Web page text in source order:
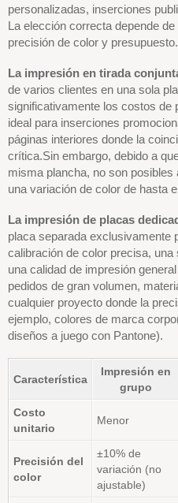
personalizadas, inserciones
La elección correcta depende
precisión de color y presupuesto.
La impresión en tirada
de varios clientes en una sola
significativamente los costos de
ideal para inserciones
páginas interiores donde la
crítica.Sin embargo, debido a
misma plancha, no son
una variación de color de hasta
La impresión de placas
placa separada exclusivamente
calibración de color precisa,
una calidad de impresión
pedidos de gran volumen,
cualquier proyecto donde la
ejemplo, colores de marca
diseños a juego con Pantone).
Característica
Impresión en
grupo
Costo
unitario
Menor
Precisión del
color
±10% de
variación (no
ajustable)